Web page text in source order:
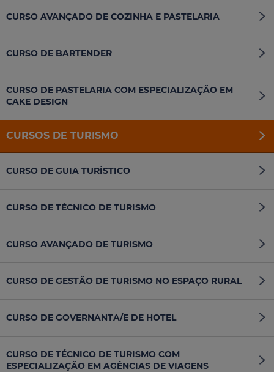
CURSO AVANÇADO DE COZINHA E PASTELARIA
CURSO DE BARTENDER
CURSO DE PASTELARIA COM ESPECIALIZAÇÃO EM
CAKE DESIGN
CURSOS DE TURISMO
CURSO DE GUIA TURÍSTICO
CURSO DE TÉCNICO DE TURISMO
CURSO AVANÇADO DE TURISMO
CURSO DE GESTÃO DE TURISMO NO ESPAÇO RURAL
CURSO DE GOVERNANTA/E DE HOTEL
CURSO DE TÉCNICO DE TURISMO COM
ESPECIALIZAÇÃO EM AGÊNCIAS DE VIAGENS